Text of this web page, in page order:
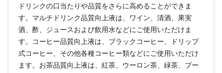
ドリンクの口当たりや品質をさらに高めることができま
す。マルチドリンク品質向上液は、ワイン、清酒、果実
酒、酢、ジュースおよび飲用水などにご使用いただけま
す。コーヒー品質向上液は、ブラックコーヒー、ドリップ
式コーヒー、その他各種コーヒー類などにご使用いただけ
ます。お茶品質向上液は、紅茶、ウーロン茶、緑茶、プー